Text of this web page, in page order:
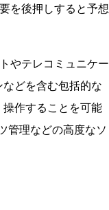
を後押しすると予想
やテレコミュニケー
どを含む包括的な
作することを可能
管理などの高度なソ